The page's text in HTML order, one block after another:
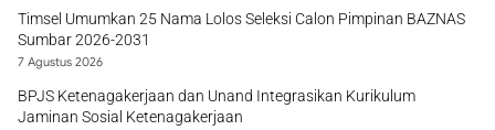
Timsel Umumkan 25 Nama Lolos Seleksi Calon Pimpinan BAZNAS
Sumbar 2026-2031
7 Agustus 2026
BPJS Ketenagakerjaan dan Unand Integrasikan Kurikulum
Jaminan Sosial Ketenagakerjaan